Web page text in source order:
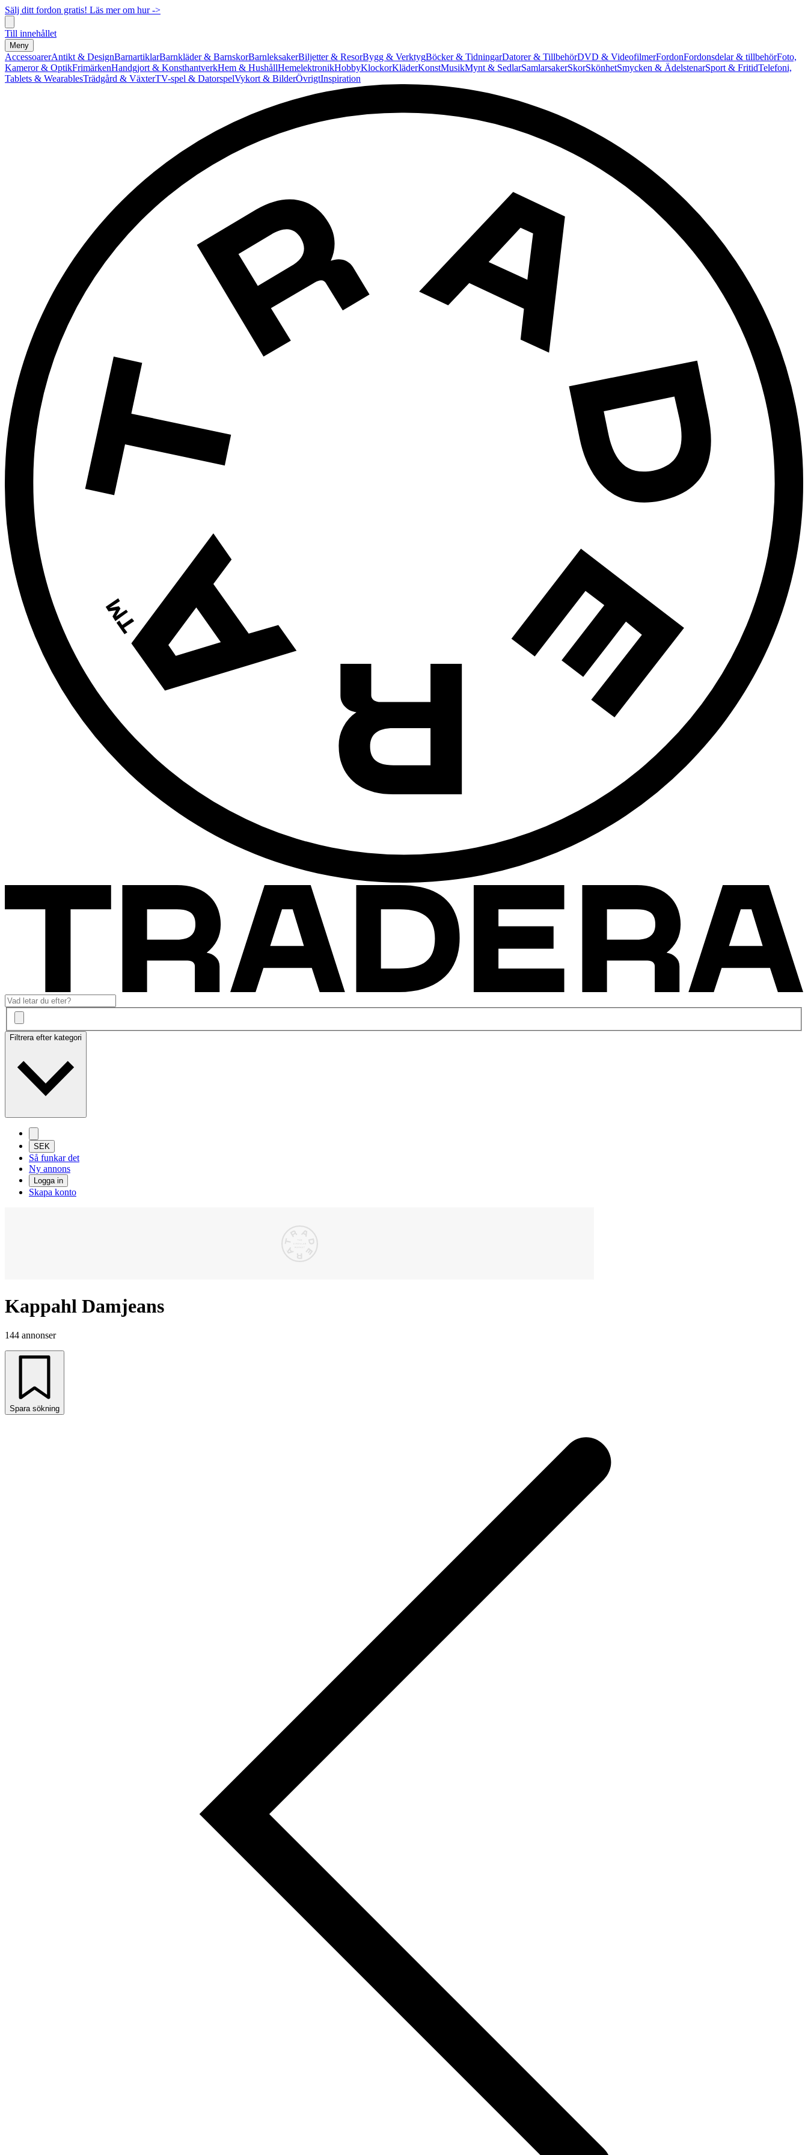
Sälj ditt fordon gratis! Läs mer om hur ->
Till innehållet
Meny
AccessoarerAntikt & DesignBarnartiklarBarnkläder & BarnskorBarnleksakerBiljetter & ResorBygg & VerktygBöcker & TidningarDatorer & TillbehörDVD & VideofilmerFordonFordonsdelar & tillbehörFoto,
Kameror & OptikFrimärkenHandgjort & KonsthantverkHem & HushållHemelektronikHobbyKlockorKläderKonstMusikMynt & SedlarSamlarsakerSkorSkönhetSmycken & ÄdelstenarSport & FritidTelefoni,
Tablets & WearablesTrädgård & VäxterTV-spel & DatorspelVykort & BilderÖvrigtInspiration
Filtrera efter kategori
SEK
Så funkar det
Ny annons
Logga in
Skapa konto
Kappahl Damjeans
144 annonser
Spara sökning